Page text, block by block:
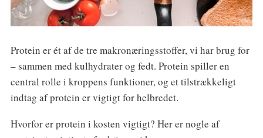
Protein er ét af de tre makronæringsstoffer, vi har brug for
– sammen med kulhydrater og fedt. Protein spiller en
central rolle i kroppens funktioner, og et tilstrækkeligt
indtag af protein er vigtigt for helbredet.
Hvorfor er protein i kosten vigtigt? Her er nogle af